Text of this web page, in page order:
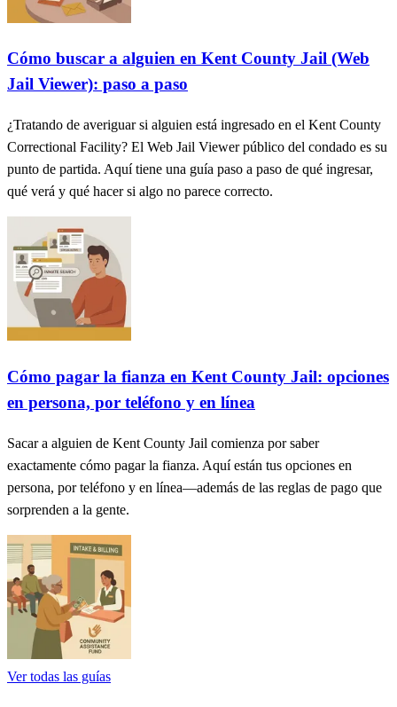
Cómo buscar a alguien en Kent County Jail (Web
Jail Viewer): paso a paso
¿Tratando de averiguar si alguien está ingresado en el Kent County
Correctional Facility? El Web Jail Viewer público del condado es su
punto de partida. Aquí tiene una guía paso a paso de qué ingresar,
qué verá y qué hacer si algo no parece correcto.
Cómo pagar la fianza en Kent County Jail: opciones
en persona, por teléfono y en línea
Sacar a alguien de Kent County Jail comienza por saber
exactamente cómo pagar la fianza. Aquí están tus opciones en
persona, por teléfono y en línea—además de las reglas de pago que
sorprenden a la gente.
Ver todas las guías